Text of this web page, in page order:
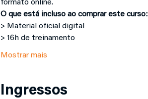
formato online.
O que está incluso ao comprar este curso:
> Material oficial digital
> 16h de treinamento
Mostrar mais
Ingressos